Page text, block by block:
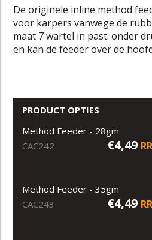
De originele inline method
voor karpers vanwege de
maat 7 wartel in past. onder
en kan de feeder over de
PRODUCT OPTIES
Method Feeder - 28gm
CAC242
€4,49
Method Feeder - 35gm
CAC243
€4,49